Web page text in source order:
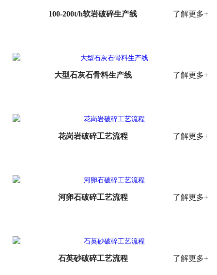
100-200t/h软岩破碎生产线 了解更多+
大型石灰石骨料生产线 了解更多+
花岗岩破碎工艺流程 了解更多+
河卵石破碎工艺流程 了解更多+
石英砂破碎工艺流程 了解更多+